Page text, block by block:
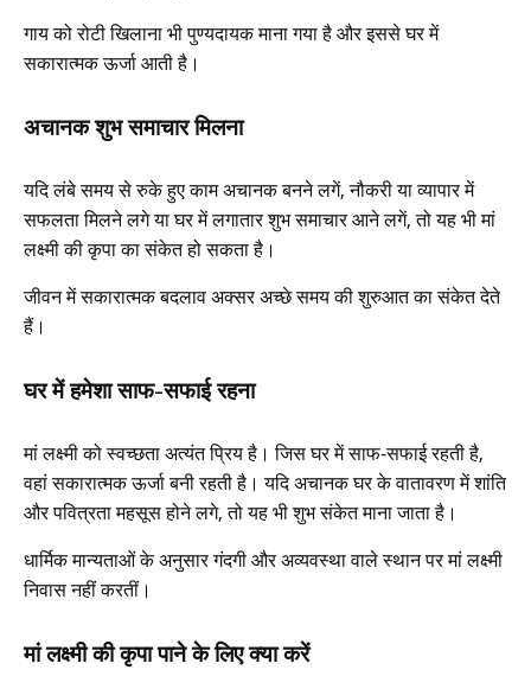
गाय को रोटी खिलाना भी पुण्यदायक माना गया है और इससे घर में
सकारात्मक ऊर्जा आती है।
अचानक शुभ समाचार मिलना
यदि लंबे समय से रुके हुए काम अचानक बनने लगें, नौकरी या व्यापार में
सफलता मिलने लगे या घर में लगातार शुभ समाचार आने लगें, तो यह भी मां
लक्ष्मी की कृपा का संकेत हो सकता है।
जीवन में सकारात्मक बदलाव अक्सर अच्छे समय की शुरुआत का संकेत देते
हैं।
घर में हमेशा साफ-सफाई रहना
मां लक्ष्मी को स्वच्छता अत्यंत प्रिय है। जिस घर में साफ-सफाई रहती है,
वहां सकारात्मक ऊर्जा बनी रहती है। यदि अचानक घर के वातावरण में शांति
और पवित्रता महसूस होने लगे, तो यह भी शुभ संकेत माना जाता है।
धार्मिक मान्यताओं के अनुसार गंदगी और अव्यवस्था वाले स्थान पर मां लक्ष्मी
निवास नहीं करतीं।
मां लक्ष्मी की कृपा पाने के लिए क्या करें